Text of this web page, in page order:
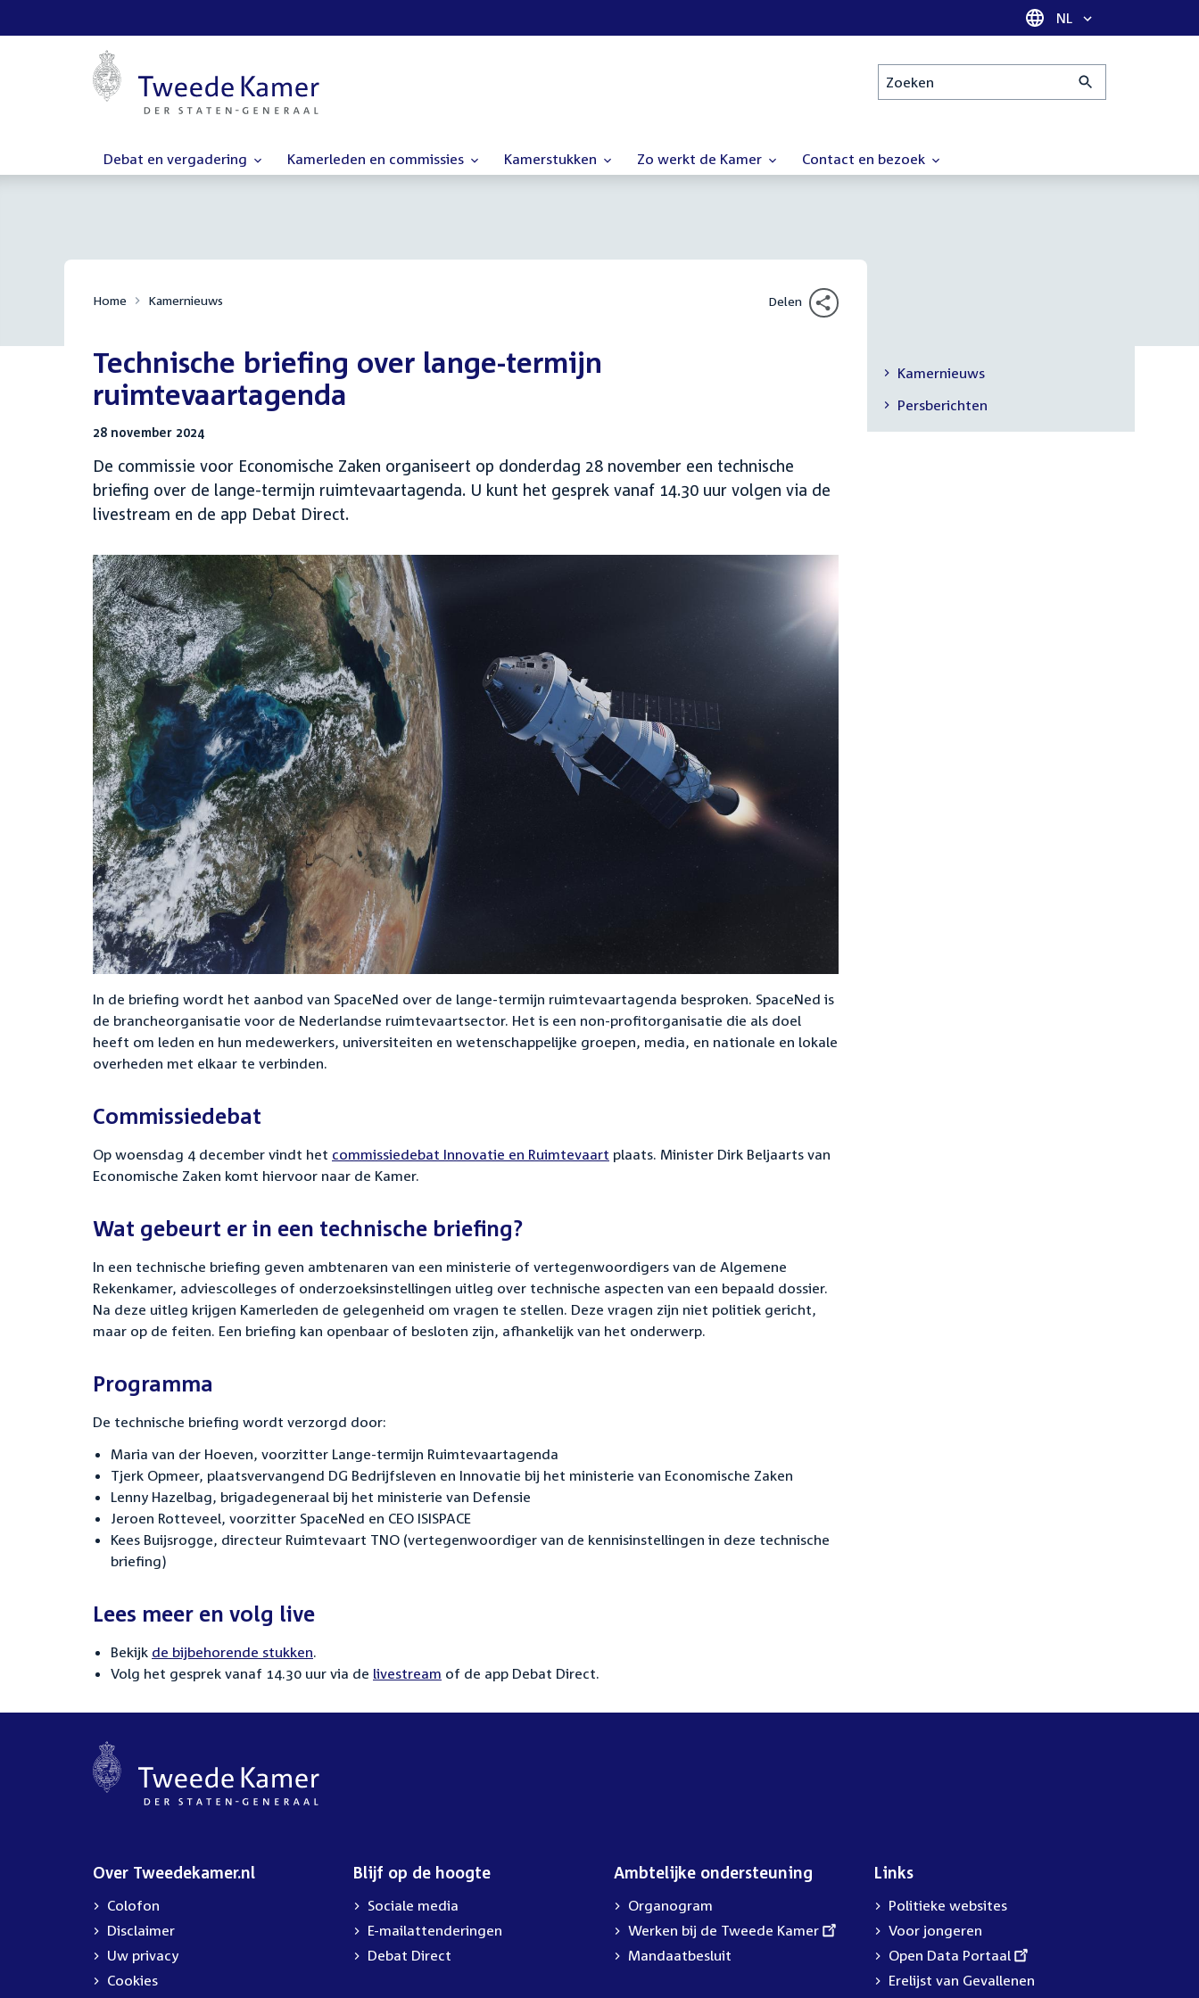
Taal selectie
NL
Zoeken
Debat en vergadering Kamerleden en commissies Kamerstukken Zo werkt de Kamer Contact en bezoek
Home Kamernieuws Delen
Technische briefing over lange-termijn
ruimtevaartagenda
28 november 2024
De commissie voor Economische Zaken organiseert op donderdag 28 november een technische
briefing over de lange-termijn ruimtevaartagenda. U kunt het gesprek vanaf 14.30 uur volgen via de
livestream en de app Debat Direct.
In de briefing wordt het aanbod van SpaceNed over de lange-termijn ruimtevaartagenda besproken. SpaceNed is
de brancheorganisatie voor de Nederlandse ruimtevaartsector. Het is een non-profitorganisatie die als doel
heeft om leden en hun medewerkers, universiteiten en wetenschappelijke groepen, media, en nationale en lokale
overheden met elkaar te verbinden.
Commissiedebat
Op woensdag 4 december vindt het commissiedebat Innovatie en Ruimtevaart plaats. Minister Dirk Beljaarts van
Economische Zaken komt hiervoor naar de Kamer.
Wat gebeurt er in een technische briefing?
In een technische briefing geven ambtenaren van een ministerie of vertegenwoordigers van de Algemene
Rekenkamer, adviescolleges of onderzoeksinstellingen uitleg over technische aspecten van een bepaald dossier.
Na deze uitleg krijgen Kamerleden de gelegenheid om vragen te stellen. Deze vragen zijn niet politiek gericht,
maar op de feiten. Een briefing kan openbaar of besloten zijn, afhankelijk van het onderwerp.
Programma
De technische briefing wordt verzorgd door:
Maria van der Hoeven, voorzitter Lange-termijn Ruimtevaartagenda
Tjerk Opmeer, plaatsvervangend DG Bedrijfsleven en Innovatie bij het ministerie van Economische Zaken
Lenny Hazelbag, brigadegeneraal bij het ministerie van Defensie
Jeroen Rotteveel, voorzitter SpaceNed en CEO ISISPACE
Kees Buijsrogge, directeur Ruimtevaart TNO (vertegenwoordiger van de kennisinstellingen in deze technische
briefing)
Lees meer en volg live
Bekijk de bijbehorende stukken.
Volg het gesprek vanaf 14.30 uur via de livestream of de app Debat Direct.
Secundaire
navigatie
Kamernieuws
Persberichten
Over Tweedekamer.nl
Colofon
Disclaimer
Uw privacy
Cookies
Blijf op de hoogte
Sociale media
E-mailattenderingen
Debat Direct
Ambtelijke ondersteuning
Organogram
External
link:
Werken bij de Tweede Kamer
Mandaatbesluit
Links
Politieke websites
Voor jongeren
External
link:
Open Data Portaal
Erelijst van Gevallenen